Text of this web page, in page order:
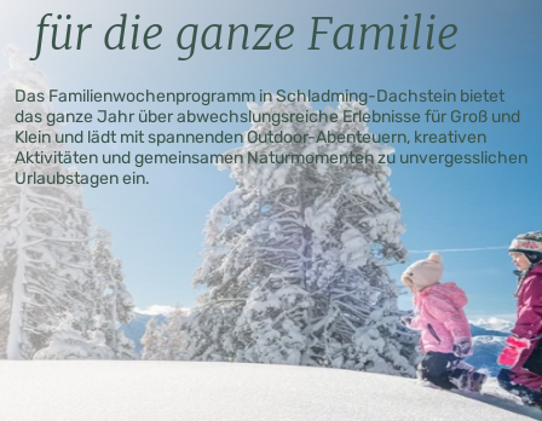
für die ganze Familie
Das Familienwochenprogramm in Schladming-Dachstein bietet
das ganze Jahr über abwechslungsreiche Erlebnisse für Groß und
Klein und lädt mit spannenden Outdoor-Abenteuern, kreativen
Aktivitäten und gemeinsamen Naturmomenten zu unvergesslichen
Urlaubstagen ein.